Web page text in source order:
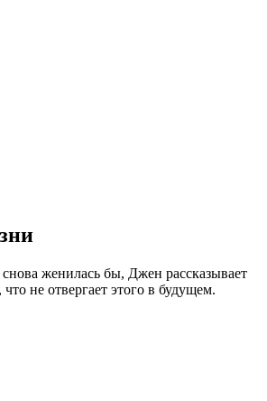
женилась бы, Джен рассказывает
не отвергает этого в будущем.